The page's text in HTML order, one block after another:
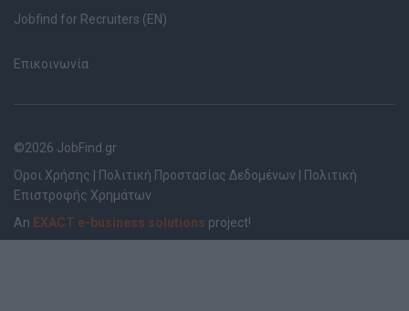
Jobfind for Recruiters (EN)
Επικοινωνία
©2026 JobFind.gr
Όροι Χρήσης
Πολιτική Προστασίας Δεδομένων
Πολιτική
Επιστροφής Χρημάτων
An EXACT e-business solutions project!